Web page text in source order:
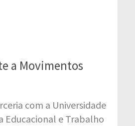
a Movimentos
com a Universidade
Educacional e Trabalho